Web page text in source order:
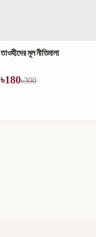
তাওহীদের মূল নীতিমালা
৳180৳300